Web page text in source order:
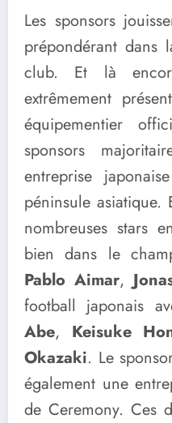
Les sponsors
prépondérant dans
club. Et là
extrêmement
équipementier
sponsors
entreprise
péninsule
nombreuses stars
bien dans le
Pablo Aimar,
football japonais
Abe, Keisuke
Okazaki. Le
également une
de Ceremony. Ces